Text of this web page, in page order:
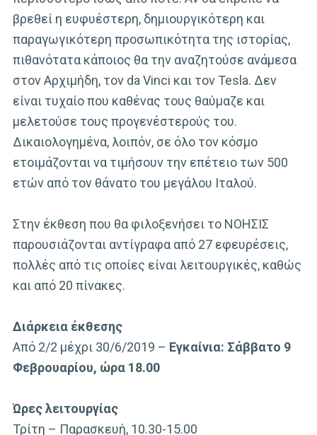
βρεθεί η ευφυέστερη, δημιουργικότερη και
παραγωγικότερη προσωπικότητα της ιστορίας,
πιθανότατα κάποιος θα την αναζητούσε ανάμεσα
στον Αρχιμήδη, τον da Vinci και τον Tesla. Δεν
είναι τυχαίο που καθένας τους θαύμαζε και
μελετούσε τους προγενέστερούς του.
Δικαιολογημένα, λοιπόν, σε όλο τον κόσμο
ετοιμάζονται να τιμήσουν την επέτειο των 500
ετών από τον θάνατο του μεγάλου Ιταλού.
Στην έκθεση που θα φιλοξενήσει το ΝΟΗΣΙΣ
παρουσιάζονται αντίγραφα από 27 εφευρέσεις,
πολλές από τις οποίες είναι λειτουργικές, καθώς
και από 20 πίνακες.
Διάρκεια έκθεσης
Από 2/2 μέχρι 30/6/2019 – Εγκαίνια: Σάββατο 9
Φεβρουαρίου, ώρα 18.00
Ώρες λειτουργίας
Τρίτη – Παρασκευή, 10.30-15.00